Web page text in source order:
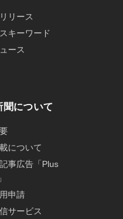
リース
キーワード
ース
聞について
について
事広告「Plus
申請
サービス